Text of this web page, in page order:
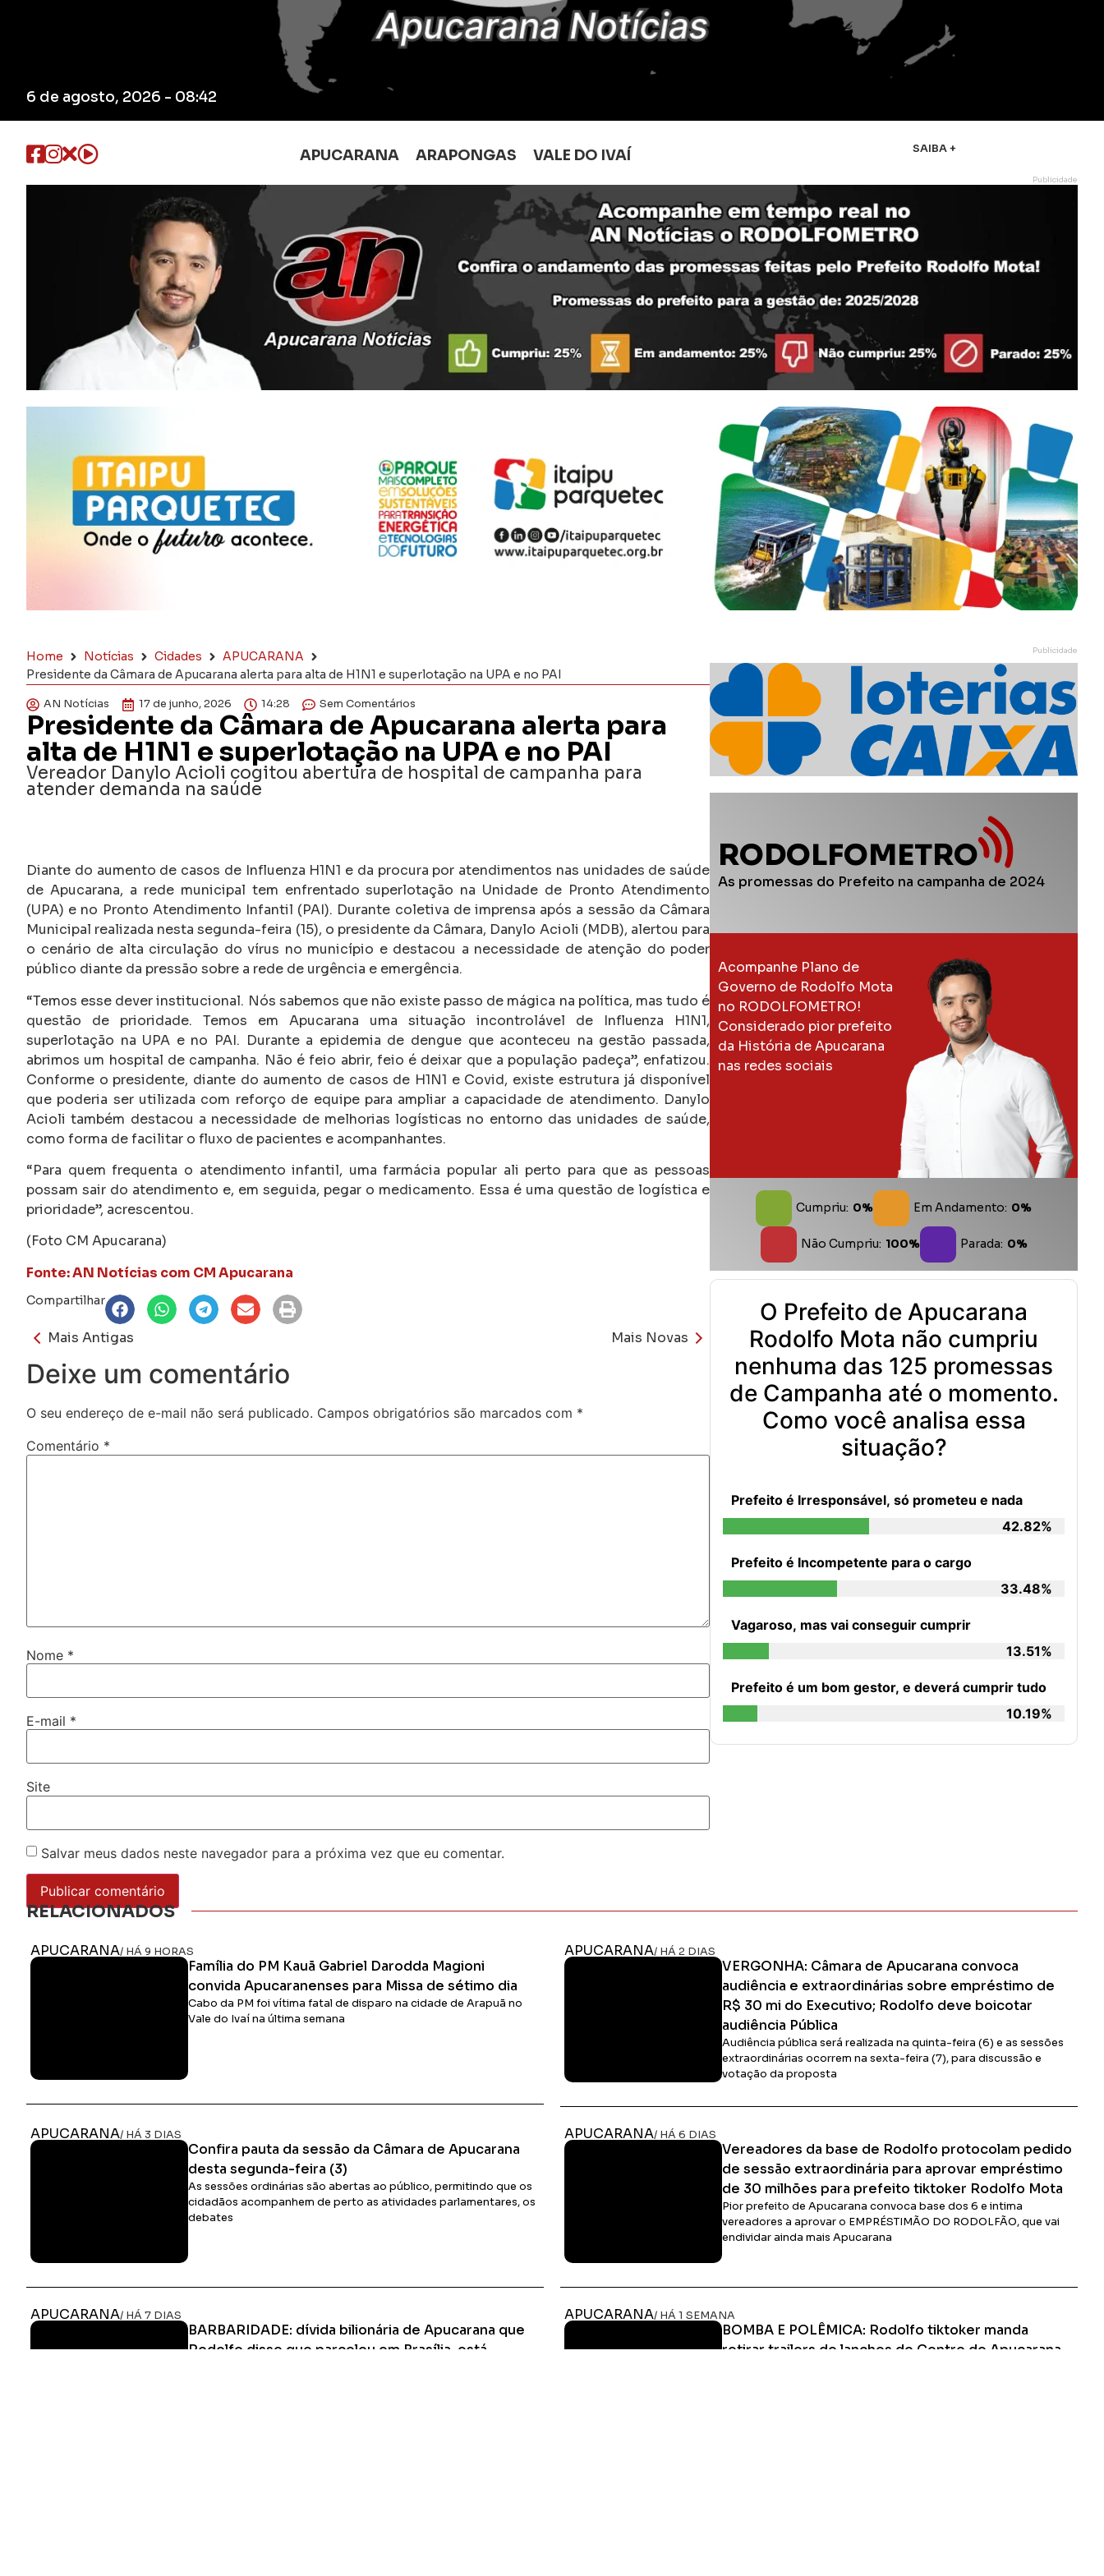
6 de agosto, 2026 - 08:42
APUCARANA ARAPONGAS VALE DO IVAÍ SAIBA +
Publicidade
Home Notícias Cidades
APUCARANA
Presidente da Câmara de Apucarana alerta para alta de H1N1 e superlotação na UPA e no PAI
AN Notícias 17 de junho, 2026 14:28 Sem Comentários
Presidente da Câmara de Apucarana alerta para
alta de H1N1 e superlotação na UPA e no PAI
Vereador Danylo Acioli cogitou abertura de hospital de campanha para
atender demanda na saúde
Diante do aumento de casos de Influenza H1N1 e da procura por atendimentos nas unidades de saúde
de Apucarana, a rede municipal tem enfrentado superlotação na Unidade de Pronto Atendimento
(UPA) e no Pronto Atendimento Infantil (PAI). Durante coletiva de imprensa após a sessão da Câmara
Municipal realizada nesta segunda-feira (15), o presidente da Câmara, Danylo Acioli (MDB), alertou para
o cenário de alta circulação do vírus no município e destacou a necessidade de atenção do poder
público diante da pressão sobre a rede de urgência e emergência.
“Temos esse dever institucional. Nós sabemos que não existe passo de mágica na política, mas tudo é
questão de prioridade. Temos em Apucarana uma situação incontrolável de Influenza H1N1,
superlotação na UPA e no PAI. Durante a epidemia de dengue que aconteceu na gestão passada,
abrimos um hospital de campanha. Não é feio abrir, feio é deixar que a população padeça”, enfatizou.
Conforme o presidente, diante do aumento de casos de H1N1 e Covid, existe estrutura já disponível
que poderia ser utilizada com reforço de equipe para ampliar a capacidade de atendimento. Danylo
Acioli também destacou a necessidade de melhorias logísticas no entorno das unidades de saúde,
como forma de facilitar o fluxo de pacientes e acompanhantes.
“Para quem frequenta o atendimento infantil, uma farmácia popular ali perto para que as pessoas
possam sair do atendimento e, em seguida, pegar o medicamento. Essa é uma questão de logística e
prioridade”, acrescentou.
(Foto CM Apucarana)
Fonte: AN Notícias com CM Apucarana
Compartilhar
Mais Antigas Mais Novas
Deixe um comentário
O seu endereço de e-mail não será publicado. Campos obrigatórios são marcados com *
Comentário *
Nome *
E-mail *
Site
Salvar meus dados neste navegador para a próxima vez que eu comentar.
Publicidade
RODOLFOMETRO
As promessas do Prefeito na campanha de 2024
Acompanhe Plano de
Governo de Rodolfo Mota
no RODOLFOMETRO!
Considerado pior prefeito
da História de Apucarana
nas redes sociais
Cumpriu: 0% Em Andamento: 0%
Não Cumpriu: 100% Parada: 0%
O Prefeito de Apucarana
Rodolfo Mota não cumpriu
nenhuma das 125 promessas
de Campanha até o momento.
Como você analisa essa
situação?
Prefeito é Irresponsável, só prometeu e nada
42.82%
Prefeito é Incompetente para o cargo
33.48%
Vagaroso, mas vai conseguir cumprir
13.51%
Prefeito é um bom gestor, e deverá cumprir tudo
10.19%
RELACIONADOS
APUCARANA/ HÁ 9 HORAS
Família do PM Kauã Gabriel Darodda Magioni
convida Apucaranenses para Missa de sétimo dia
Cabo da PM foi vítima fatal de disparo na cidade de Arapuã no
Vale do Ivaí na última semana
APUCARANA/ HÁ 2 DIAS
VERGONHA: Câmara de Apucarana convoca
audiência e extraordinárias sobre empréstimo de
R$ 30 mi do Executivo; Rodolfo deve boicotar
audiência Pública
Audiência pública será realizada na quinta-feira (6) e as sessões
extraordinárias ocorrem na sexta-feira (7), para discussão e
votação da proposta
APUCARANA/ HÁ 3 DIAS
Confira pauta da sessão da Câmara de Apucarana
desta segunda-feira (3)
As sessões ordinárias são abertas ao público, permitindo que os
cidadãos acompanhem de perto as atividades parlamentares, os
debates
APUCARANA/ HÁ 6 DIAS
Vereadores da base de Rodolfo protocolam pedido
de sessão extraordinária para aprovar empréstimo
de 30 milhões para prefeito tiktoker Rodolfo Mota
Pior prefeito de Apucarana convoca base dos 6 e intima
vereadores a aprovar o EMPRÉSTIMÃO DO RODOLFÃO, que vai
endividar ainda mais Apucarana
APUCARANA/ HÁ 7 DIAS
BARBARIDADE: dívida bilionária de Apucarana que
Rodolfo disse que parcelou em Brasília, está
APUCARANA/ HÁ 1 SEMANA
BOMBA E POLÊMICA: Rodolfo tiktoker manda
retirar trailers de lanches do Centro de Apucarana